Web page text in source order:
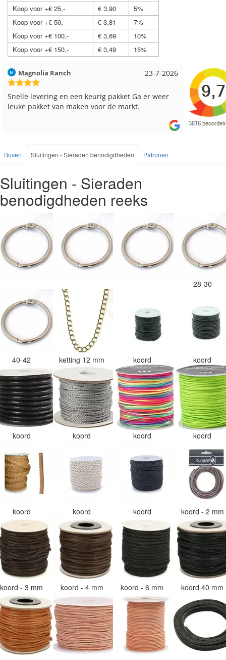
Koop voor +€ 25,-
€ 3,90
5%
Koop voor +€ 50,-
€ 3,81
7%
Koop voor +€ 100,-
€ 3,69
10%
Koop voor +€ 150,-
€ 3,49 15%
17-7-2026
Hilde uit Loyers
Reeds meerdere keren breigaren en breinaalden
besteld, altijd heel tevreden over de service.
Loes uit
Snelle
Boven Sluitingen - Sieraden benodigdheden Patronen
Sluitingen - Sieraden
benodigdheden reeks
28-30
40-42 ketting 12 mm koord koord
koord koord koord koord
koord koord koord koord - 2 mm
koord - 3 mm koord - 4 mm koord - 6 mm koord 40 mm